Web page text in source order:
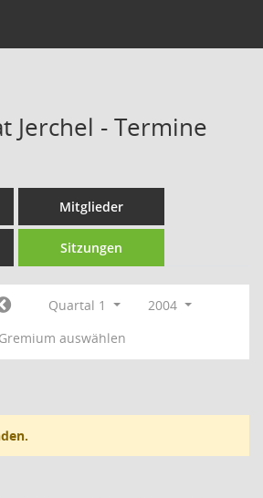
Jerchel - Termine
Mitglieder
Sitzungen
Quartal 1
2004
Gremium auswählen